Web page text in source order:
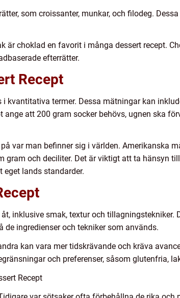
som croissanter, munkar, och filodeg.
är choklad en favorit i många dessert recept.
efterrätter.
Recept
kvantitativa termer. Dessa mätningar kan
att 200 gram socker behövs, ugnen ska
var man befinner sig i världen. Amerikanska
gram och deciliter. Det är viktigt att ta hänsyn
lands standarder.
inklusive smak, textur och tillagningstekniker.
de ingredienser och tekniker som används.
kan vara mer tidskrävande och kräva
och preferenser, såsom glutenfria,
Recept